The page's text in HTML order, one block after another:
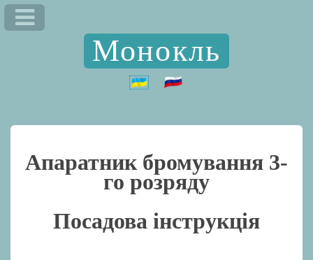
Монокль
Апаратник бромування 3-
го розряду
Посадова інструкція